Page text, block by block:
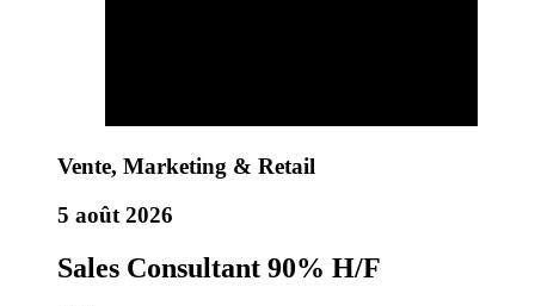
Vente, Marketing & Retail
5 août 2026
Sales Consultant 90% H/F